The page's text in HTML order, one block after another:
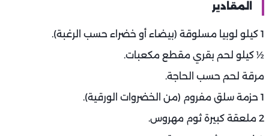
المقادير
1 كيلو لوبيا مسلوقة (بيضاء أو خضراء حسب الرغبة).
½ كيلو لحم بقري مقطع مكعبات.
مرقة لحم حسب الحاجة.
1 حزمة سلق مفروم (من الخضروات الورقية).
2 ملعقة كبيرة ثوم مهروس.